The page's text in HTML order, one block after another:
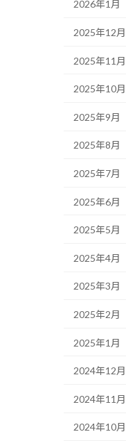
2026年1月
2025年12月
2025年11月
2025年10月
2025年9月
2025年8月
2025年7月
2025年6月
2025年5月
2025年4月
2025年3月
2025年2月
2025年1月
2024年12月
2024年11月
2024年10月